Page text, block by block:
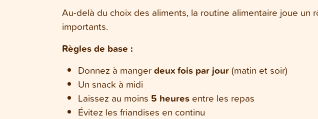
Au-delà du choix des aliments, la routine alimentaire joue
importants.
Règles de base :
Donnez à mangerdeux fois par jour(matin et soir)
Un snack à midi
Laissez au moins 5 heures entre les repas
Évitez les friandises en continu